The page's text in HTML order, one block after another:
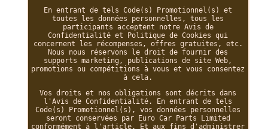
En entrant de tels Code(s) Promotionnel(s) et
toutes les données personnelles, tous les
participants acceptent notre Avis de
Confidentialité et Politique de Cookies qui
concernent les récompenses, offres gratuites, etc.
Nous nous réservons le droit de fournir des
supports marketing, publications de site Web,
promotions ou compétitions à vous et vous consentez
à cela.
Vos droits et nos obligations sont décrits dans
l'Avis de Confidentialité. En entrant de tels
Code(s) Promotionnel(s), vos données personnelles
seront conservées par Euro Car Parts Limited
conformément à l'article. Et aux fins d'administrer